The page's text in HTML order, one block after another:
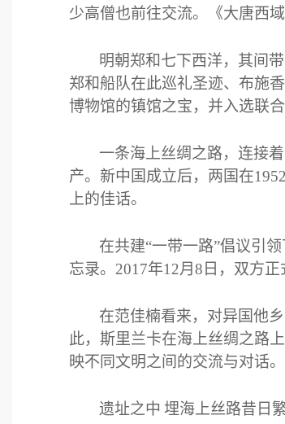
少高僧也前往交流。《大唐西
明朝郑和七下西洋，其间
郑和船队在此巡礼圣迹、布施
博物馆的镇馆之宝，并入选联
一条海上丝绸之路，连接
产。新中国成立后，两国在1952
上的佳话。
在共建“一带一路”倡议引
忘录。 2017年12月 8 日，双方
在范佳楠看来，对异国他
此，斯里兰卡在海上丝绸之路
映不同文明之间的交流与对话
遗址之中 埋海上丝路昔日